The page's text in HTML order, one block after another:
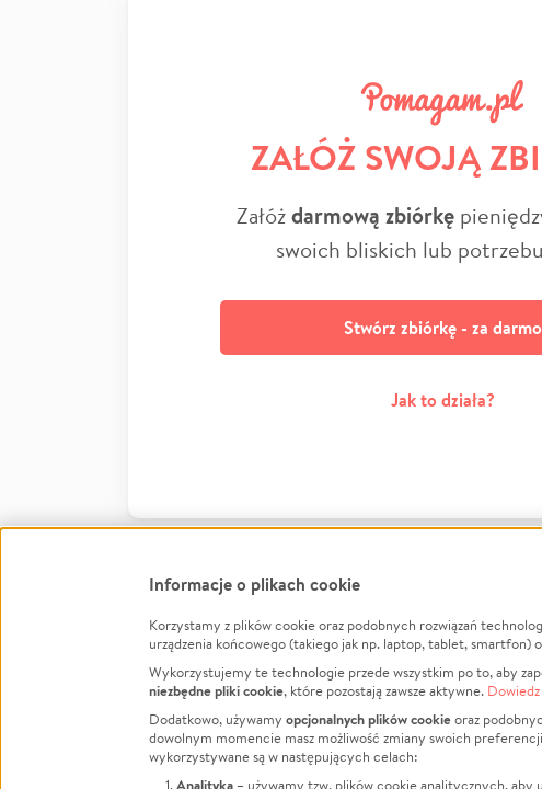
ZAŁÓŻ SWOJĄ
Załóżdarmową zbiórkę
swoich bliskich lub
Stwórz zbiórkę - za darmo
Jak to działa?
FacebookTwitter Instagram
LinkedInTikTok Youtube
Informacje
Jak to działa?
Regulamin
Polityka
Informacje o plikach cookie
Korzystamy z plików cookie oraz podobnych rozwiązań
urządzenia końcowego (takiego jak np. laptop, tablet, smartfon)
Wykorzystujemy te technologie przede wszystkim po to, aby
niezbędne pliki cookie, które pozostają zawsze aktywne.
Dodatkowo, używamy opcjonalnych plików cookieoraz
dowolnym momencie masz możliwość zmiany swoich
wykorzystywane są w następujących celach: